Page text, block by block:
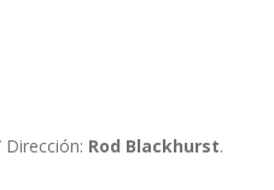
Rod Blackhurst.